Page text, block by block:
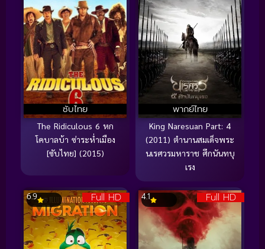
ซับไทย
The Ridiculous 6 หก
โคบาลบ้า ซ่าระห่ำเมือง
[ซับไทย] (2015)
พากย์ไทย
King Naresuan Part: 4
(2011) ตำนานสมเด็จพระ
นเรศวรมหาราช ศึกนันทบุ
เรง
Full HD
6.9 Full HD
4.1